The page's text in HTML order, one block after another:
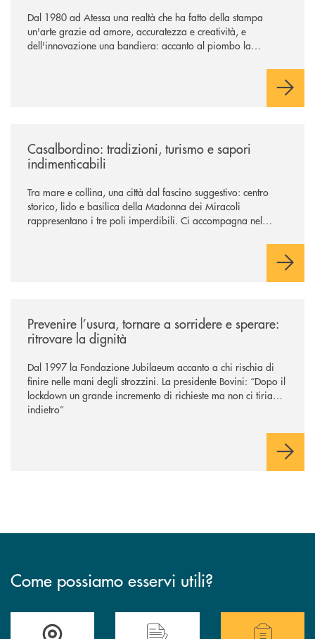
Dal 1980 ad Atessa una realtà che ha fatto della stampa
un'arte grazie ad amore, accuratezza e creatività, e
dell'innovazione una bandiera: accanto al piombo la
Casalbordino: tradizioni, turismo e sapori
indimenticabili
Tra mare e collina, una città dal fascino suggestivo: centro
storico, lido e basilica della Madonna dei Miracoli
rappresentano i tre poli imperdibili. Ci accompagna nel
Prevenire l’usura, tornare a sorridere e sperare:
ritrovare la dignità
Dal 1997 la Fondazione Jubilaeum accanto a chi rischia di
finire nelle mani degli strozzini. La presidente Bovini: “Dopo il
lockdown un grande incremento di richieste ma non ci tiriamo
indietro”
Come possiamo esservi utili?
Accedi all' elenco completo delle filiali . Hai bisogno di